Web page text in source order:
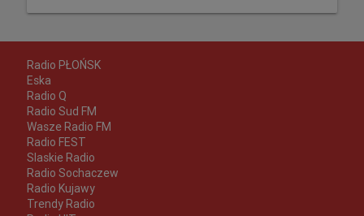
Radio PŁOŃSK
Eska
Radio Q
Radio Sud FM
Wasze Radio FM
Radio FEST
Slaskie Radio
Radio Sochaczew
Radio Kujawy
Trendy Radio